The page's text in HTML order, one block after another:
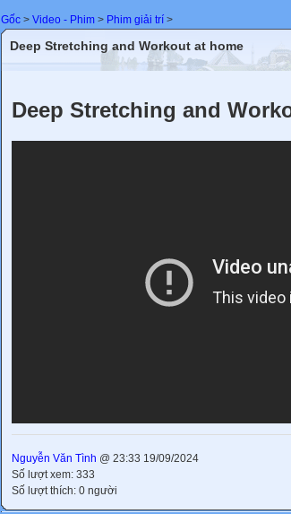
Gốc > Video - Phim > Phim giải trí >
Deep Stretching and Workout at home
Deep Stretching and
Nguyễn Văn Tình @ 23:33 19/09/2024
Số lượt xem: 333
Số lượt thích: 0 người